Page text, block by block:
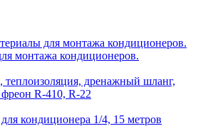
для монтажа кондиционеров.
монтажа кондиционеров.
теплоизоляция, дренажный шланг,
R-410, R-22
кондиционера 1/4, 15 метров